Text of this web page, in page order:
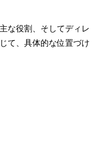
・
な役割、そしてディレ
て、具体的な位置づけ